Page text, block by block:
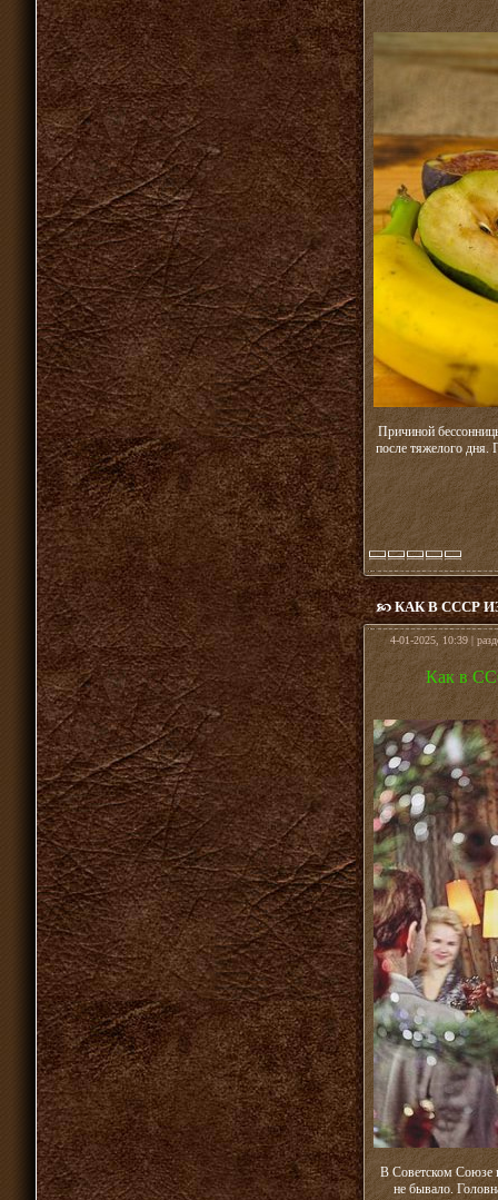
Причиной
после тяжелого дня.
КАК В СССР
4-01-2025, 10:39 |
Как в
В Советском Союзе
не бывало.